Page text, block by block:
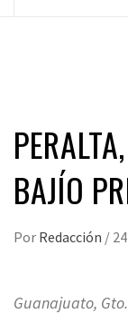
BAJÍO
Por Redacción /
Guanajuato,